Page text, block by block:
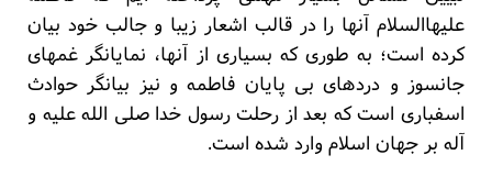
علیهاالسلام آنها را در قالب اشعار زیبا و جالب خود بیان
کرده است؛ به طوری که بسیاری از آنها، نمایانگر غمهای
جانسوز و دردهای بی پایان فاطمه و نیز بیانگر حوادث
اسفباری است که بعد از رحلت رسول خدا صلی الله علیه و
آله بر جهان اسلام وارد شده است.